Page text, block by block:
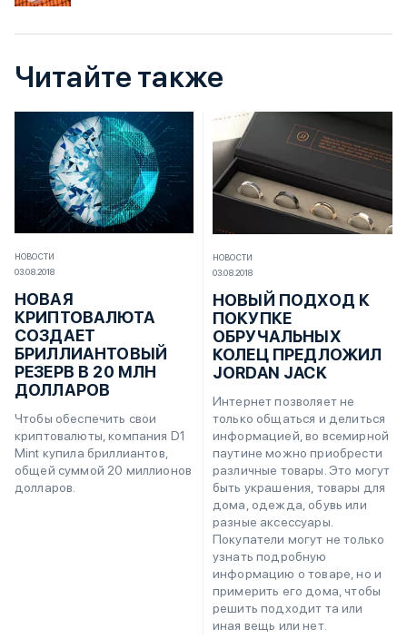
Читайте также
НОВОСТИ
03.08.2018
НОВАЯ
КРИПТОВАЛЮТА
СОЗДАЕТ
БРИЛЛИАНТОВЫЙ
РЕЗЕРВ В 20 МЛН
ДОЛЛАРОВ
Чтобы обеспечить свои
криптовалюты, компания D1
Mint купила бриллиантов,
общей суммой 20 миллионов
долларов.
НОВОСТИ
03.08.2018
НОВЫЙ ПОДХОД К
ПОКУПКЕ
ОБРУЧАЛЬНЫХ
КОЛЕЦ ПРЕДЛОЖИЛ
JORDAN JACK
Интернет позволяет не
только общаться и делиться
информацией, во всемирной
паутине можно приобрести
различные товары. Это могут
быть украшения, товары для
дома, одежда, обувь или
разные аксессуары.
Покупатели могут не только
узнать подробную
информацию о товаре, но и
примерить его дома, чтобы
решить подходит та или
иная вещь или нет.